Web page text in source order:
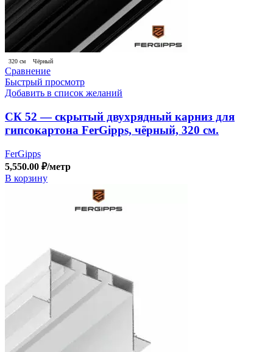
320 см Чёрный
Сравнение
Быстрый просмотр
Добавить в список желаний
СК 52 — скрытый двухрядный карниз для
гипсокартона FerGipps, чёрный, 320 см.
FerGipps
5,550.00 ₽/метр
В корзину